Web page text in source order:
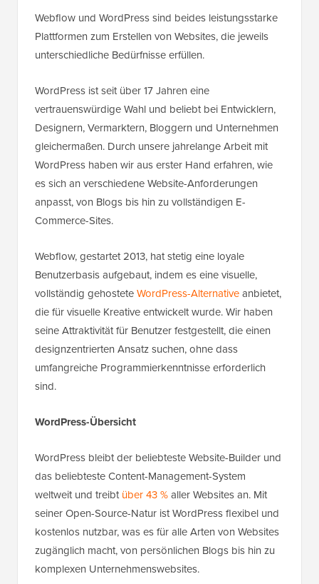
Webflow und WordPress sind beides leistungsstarke
Plattformen zum Erstellen von Websites, die jeweils
unterschiedliche Bedürfnisse erfüllen.
WordPress ist seit über 17 Jahren eine
vertrauenswürdige Wahl und beliebt bei Entwicklern,
Designern, Vermarktern, Bloggern und Unternehmen
gleichermaßen. Durch unsere jahrelange Arbeit mit
WordPress haben wir aus erster Hand erfahren, wie
es sich an verschiedene Website-Anforderungen
anpasst, von Blogs bis hin zu vollständigen E-
Commerce-Sites.
Webflow, gestartet 2013, hat stetig eine loyale
Benutzerbasis aufgebaut, indem es eine visuelle,
vollständig gehosteteWordPress-Alternativeanbietet,
die für visuelle Kreative entwickelt wurde. Wir haben
seine Attraktivität für Benutzer festgestellt, die einen
designzentrierten Ansatz suchen, ohne dass
umfangreiche Programmierkenntnisse erforderlich
sind.
WordPress-Übersicht
WordPress bleibt der beliebteste Website-Builder und
das beliebteste Content-Management-System
weltweit und treibtüber 43 %aller Websites an. Mit
seiner Open-Source-Natur ist WordPress flexibel und
kostenlos nutzbar, was es für alle Arten von Websites
zugänglich macht, von persönlichen Blogs bis hin zu
komplexen Unternehmenswebsites.